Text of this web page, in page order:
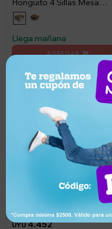
Honguito 4 Sillas Mesa
80cm - Beige
Llega mañana
UYU 4.452
UYU4.590 3